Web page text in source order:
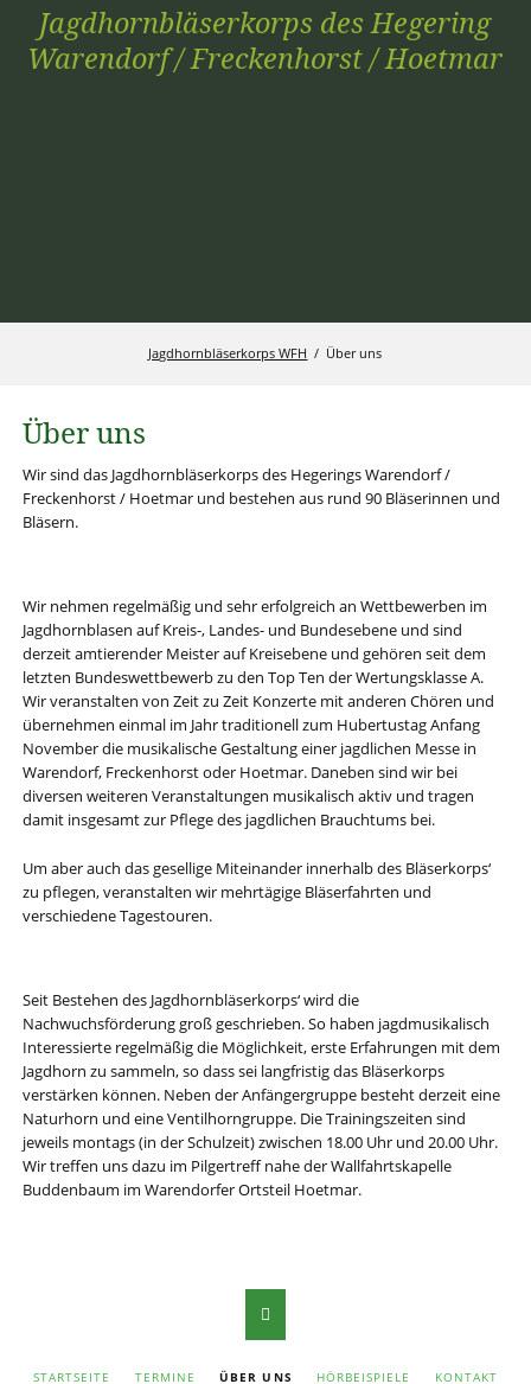
Feed
Jagdhornbläserkorps des Hegering
Warendorf / Freckenhorst / Hoetmar
Jagdhornbläserkorps WFH Über uns
Über uns
Wir sind das Jagdhornbläserkorps des Hegerings Warendorf /
Freckenhorst / Hoetmar und bestehen aus rund 90 Bläserinnen und
Bläsern.
Wir nehmen regelmäßig und sehr erfolgreich an Wettbewerben im
Jagdhornblasen auf Kreis-, Landes- und Bundesebene und sind
derzeit amtierender Meister auf Kreisebene und gehören seit dem
letzten Bundeswettbewerb zu den Top Ten der Wertungsklasse A.
Wir veranstalten von Zeit zu Zeit Konzerte mit anderen Chören und
übernehmen einmal im Jahr traditionell zum Hubertustag Anfang
November die musikalische Gestaltung einer jagdlichen Messe in
Warendorf, Freckenhorst oder Hoetmar. Daneben sind wir bei
diversen weiteren Veranstaltungen musikalisch aktiv und tragen
damit insgesamt zur Pflege des jagdlichen Brauchtums bei.
Um aber auch das gesellige Miteinander innerhalb des Bläserkorps‘
zu pflegen, veranstalten wir mehrtägige Bläserfahrten und
verschiedene Tagestouren.
Seit Bestehen des Jagdhornbläserkorps‘ wird die
Nachwuchsförderung groß geschrieben. So haben jagdmusikalisch
Interessierte regelmäßig die Möglichkeit, erste Erfahrungen mit dem
Jagdhorn zu sammeln, so dass sei langfristig das Bläserkorps
verstärken können. Neben der Anfängergruppe besteht derzeit eine
Naturhorn und eine Ventilhorngruppe. Die Trainingszeiten sind
jeweils montags (in der Schulzeit) zwischen 18.00 Uhr und 20.00 Uhr.
Wir treffen uns dazu im Pilgertreff nahe der Wallfahrtskapelle
Buddenbaum im Warendorfer Ortsteil Hoetmar.
STARTSEITE TERMINE ÜBER UNS HÖRBEISPIELE KONTAKT